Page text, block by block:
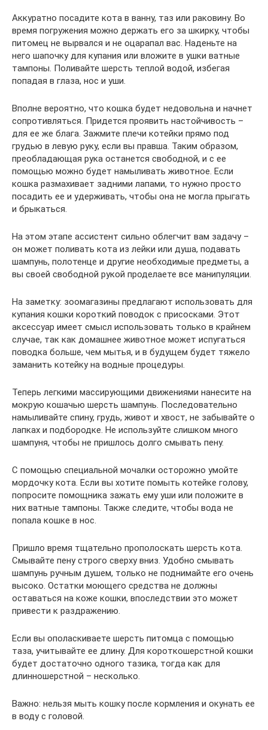
Аккуратно посадите кота в ванну, таз или раковину. Во
время погружения можно держать его за шкирку, чтобы
питомец не вырвался и не оцарапал вас. Наденьте на
него шапочку для купания или вложите в ушки ватные
тампоны. Поливайте шерсть теплой водой, избегая
попадая в глаза, нос и уши.
Вполне вероятно, что кошка будет недовольна и начнет
сопротивляться. Придется проявить настойчивость –
для ее же блага. Зажмите плечи котейки прямо под
грудью в левую руку, если вы правша. Таким образом,
преобладающая рука останется свободной, и с ее
помощью можно будет намыливать животное. Если
кошка размахивает задними лапами, то нужно просто
посадить ее и удерживать, чтобы она не могла прыгать
и брыкаться.
На этом этапе ассистент сильно облегчит вам задачу –
он может поливать кота из лейки или душа, подавать
шампунь, полотенце и другие необходимые предметы, а
вы своей свободной рукой проделаете все манипуляции.
На заметку: зоомагазины предлагают использовать для
купания кошки короткий поводок с присосками. Этот
аксессуар имеет смысл использовать только в крайнем
случае, так как домашнее животное может испугаться
поводка больше, чем мытья, и в будущем будет тяжело
заманить котейку на водные процедуры.
Теперь легкими массирующими движениями нанесите на
мокрую кошачью шерсть шампунь. Последовательно
намыливайте спину, грудь, живот и хвост, не забывайте о
лапках и подбородке. Не используйте слишком много
шампуня, чтобы не пришлось долго смывать пену.
С помощью специальной мочалки осторожно умойте
мордочку кота. Если вы хотите помыть котейке голову,
попросите помощника зажать ему уши или положите в
них ватные тампоны. Также следите, чтобы вода не
попала кошке в нос.
Пришло время тщательно прополоскать шерсть кота.
Смывайте пену строго сверху вниз. Удобно смывать
шампунь ручным душем, только не поднимайте его очень
высоко. Остатки моющего средства не должны
оставаться на коже кошки, впоследствии это может
привести к раздражению.
Если вы ополаскиваете шерсть питомца с помощью
таза, учитывайте ее длину. Для короткошерстной кошки
будет достаточно одного тазика, тогда как для
длинношерстной – несколько.
Важно: нельзя мыть кошку после кормления и окунать ее
в воду с головой.